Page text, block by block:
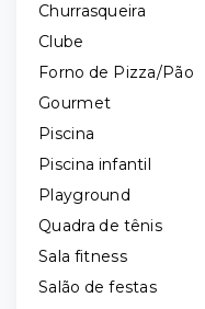
Churrasqueira
Clube
Forno de Pizza/Pão
Gourmet
Piscina
Piscina infantil
Playground
Quadra de tênis
Sala fitness
Salão de festas